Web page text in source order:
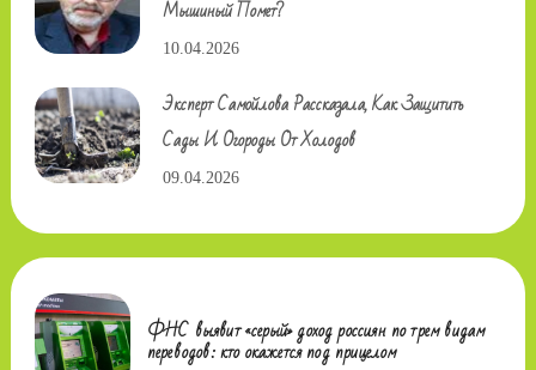
Мышиный Помет?
10.04.2026
Эксперт Самойлова Рассказала, Как Защитить
Сады И Огороды От Холодов
09.04.2026
ФНС выявит «серый» доход россиян по трем видам
переводов: кто окажется под прицелом